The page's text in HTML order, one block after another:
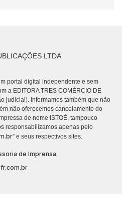
LTDA
portal digital independente e sem
a EDITORA TRES COMÉRCIO DE
judicial). Informamos também que não
não oferecemos cancelamento do
de nome ISTOÉ, tampouco
responsabilizamos apenas pelo
” e seus respectivos sites.
de Imprensa: